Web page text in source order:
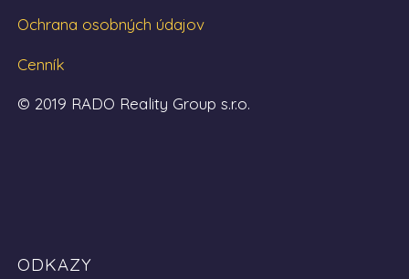
Ochrana osobných údajov
Cenník
© 2019 RADO Reality Group s.r.o.
ODKAZY